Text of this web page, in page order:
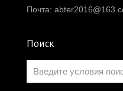
Почта:
Поиск